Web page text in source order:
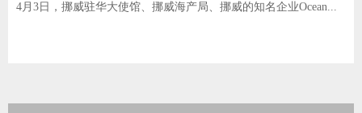
4月3日，挪威驻华大使馆、挪威海产局、挪威的知名企业Ocean...